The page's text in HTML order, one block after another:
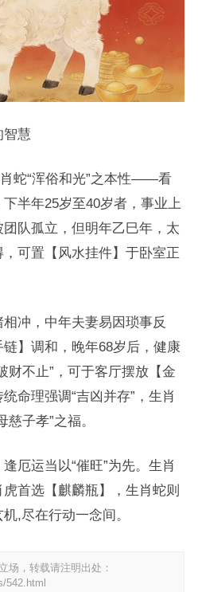
智慧
肖蛇“浑俗和光”之本性——看
半年25岁至40岁者，事业上
队孤立，但明年乙巳年，太
可置【风水挂件】于卧室正
冲，中年夫妻易因琐事反
】调和，晚年68岁后，健康
财不止”，可于客厅摆放【金
命理强调“吉凶并存”，生肖
子孝”之福。
厄运当以“催旺”为先。生肖
首选【麒麟瓶】，生肖蛇则
,尽在行动一念间。
场，转载请注明出处：
542.html